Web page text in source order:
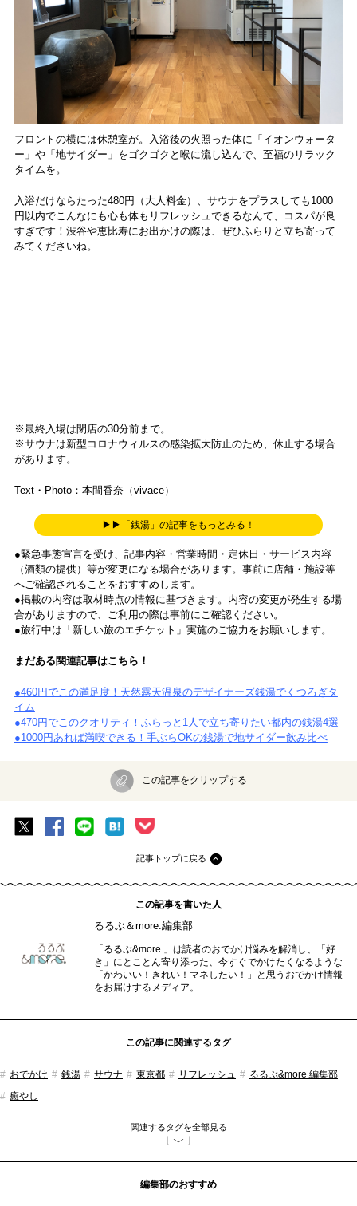
フロントの横には休憩室が。入浴後の火照った体に「イオンウォータ
ー」や「地サイダー」をゴクゴクと喉に流し込んで、至福のリラック
タイムを。
入浴だけならたった480円（大人料金）、サウナをプラスしても1000
円以内でこんなにも心も体もリフレッシュできるなんて、コスパが良
すぎです！渋谷や恵比寿にお出かけの際は、ぜひふらりと立ち寄って
みてくださいね。
※最終入場は閉店の30分前まで。
※サウナは新型コロナウィルスの感染拡大防止のため、休止する場合
があります。
Text・Photo：本間香奈（vivace）
▶▶「銭湯」の記事をもっとみる！
●緊急事態宣言を受け、記事内容・営業時間・定休日・サービス内容
（酒類の提供）等が変更になる場合があります。事前に店舗・施設等
へご確認されることをおすすめします。
●掲載の内容は取材時点の情報に基づきます。内容の変更が発生する場
合がありますので、ご利用の際は事前にご確認ください。
●旅行中は「新しい旅のエチケット」実施のご協力をお願いします。
まだある関連記事はこちら！
●460円でこの満足度！天然露天温泉のデザイナーズ銭湯でくつろぎタ
イム
●470円でこのクオリティ！ふらっと1人で立ち寄りたい都内の銭湯4選
●1000円あれば満喫できる！手ぶらOKの銭湯で地サイダー飲み比べ
この記事をクリップする
記事トップに戻る
この記事を書いた人
るるぶ＆more.編集部
「るるぶ&more.」は読者のおでかけ悩みを解消し、「好
き」にとことん寄り添った、今すぐでかけたくなるような
「かわいい！きれい！マネしたい！」と思うおでかけ情報
をお届けするメディア。
この記事に関連するタグ
おでかけ 銭湯 サウナ 東京都 リフレッシュ
るるぶ&more.編集部
癒やし
関連するタグを全部見る
編集部のおすすめ